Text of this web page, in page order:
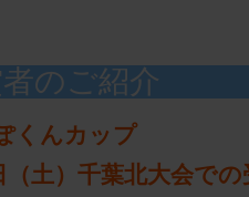
のご紹介
くんカップ
土）千葉北大会で